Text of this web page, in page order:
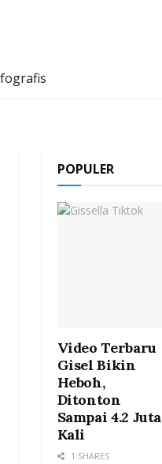
POPULER
Video Terbaru
Gisel Bikin
Heboh,
Ditonton
Sampai 4.2 Juta
Kali
1 SHARES